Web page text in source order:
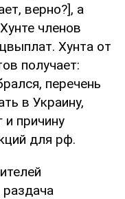
верно?], а
членов
Хунта от
получает:
перечень
в Украину,
причину
для рф.